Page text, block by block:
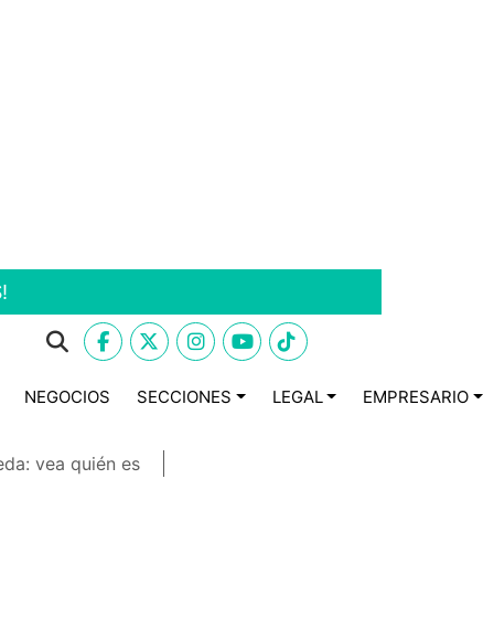
NEGOCIOS SECCIONES LEGAL EMPRESARIO
vea quién es